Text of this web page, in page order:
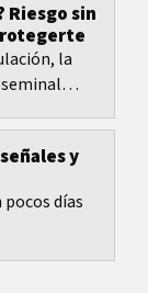
Riesgo sin
la
y
días